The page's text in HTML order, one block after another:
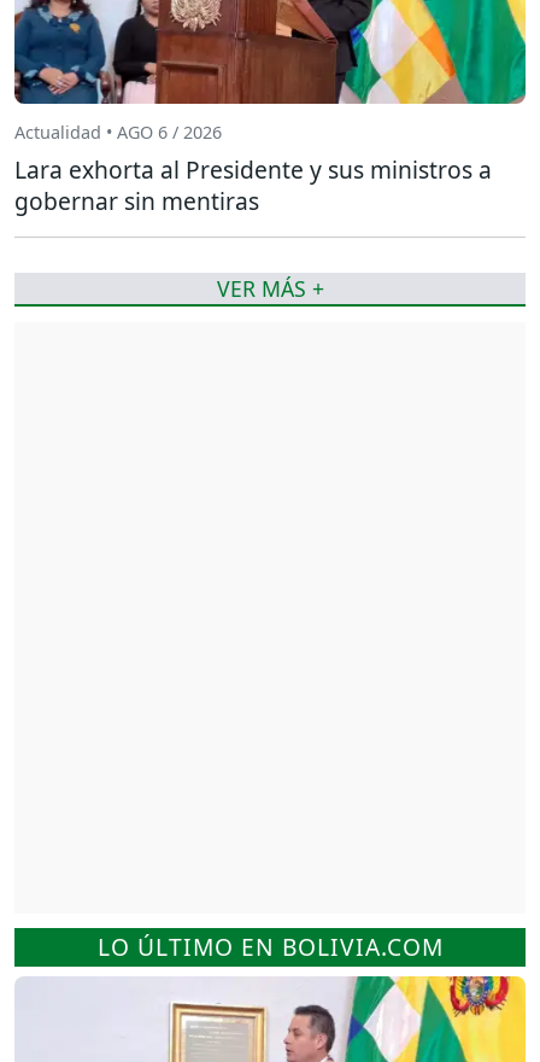
LO ÚLTIMO EN BOLIVIA.COM
Actualidad • AGO 6 / 2026
Lara exhorta al Presidente y sus ministros a
gobernar sin mentiras
VER MÁS +